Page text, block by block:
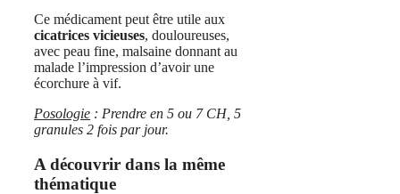
Ce médicament peut être utile aux
cicatrices vicieuses, douloureuses,
avec peau fine, malsaine donnant au
malade l’impression d’avoir une
écorchure à vif.
Posologie : Prendre en 5 ou 7 CH, 5
granules 2 fois par jour.
A découvrir dans la même
thématique